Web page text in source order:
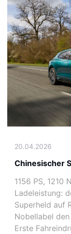
20.04.2026
Chinesischer
1156 PS, 1210
Ladeleistung:
Superheld auf
Nobellabel
Erste